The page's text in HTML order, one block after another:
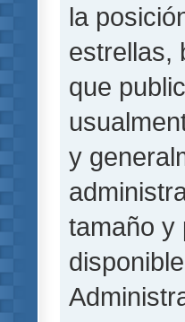
la
estrellas,
que
y
tamaño y